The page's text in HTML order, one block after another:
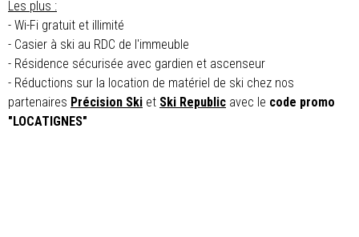
Les plus :
- Wi-Fi gratuit et illimité
- Casier à ski au RDC de l'immeuble
- Résidence sécurisée avec gardien et ascenseur
- Réductions sur la location de matériel de ski chez nos
partenaires Précision Ski et Ski Republic avec le code promo
"LOCATIGNES"